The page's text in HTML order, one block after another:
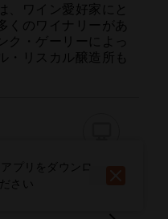
、ワイン愛好家にと
くのワイナリーがあ
ク・ゲーリーによっ
・リスカル醸造所も
ウェブサイト
アプリをダウンロ
さい